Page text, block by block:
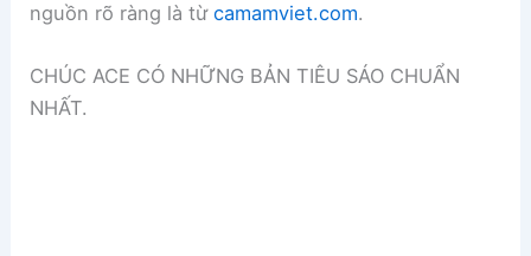
nguồn rõ ràng là từcamamviet.com.
CHÚC ACE CÓ NHỮNG BẢN TIÊU SÁO CHUẨN
NHẤT.